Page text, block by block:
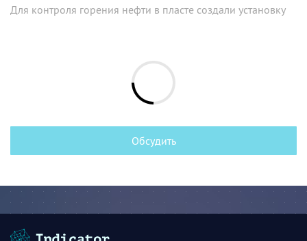
Для контроля горения нефти в пласте создали установку
Обсудить